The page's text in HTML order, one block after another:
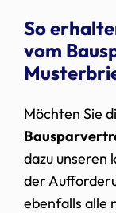
So
vom
Möchten Sie
dazu unseren
der
ebenfalls alle